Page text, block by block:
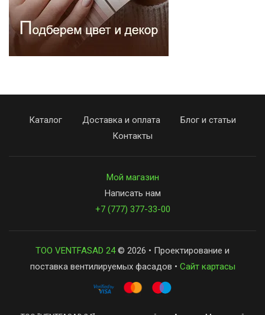
Каталог Доставка и оплата
Блог и статьи
Контакты
Мой магазин
Написать нам
+7 (777) 377-33-00
ТОО VENTFASAD 24© 2026 • Проектирование и
поставка вентилируемых фасадов • Сайт картасы